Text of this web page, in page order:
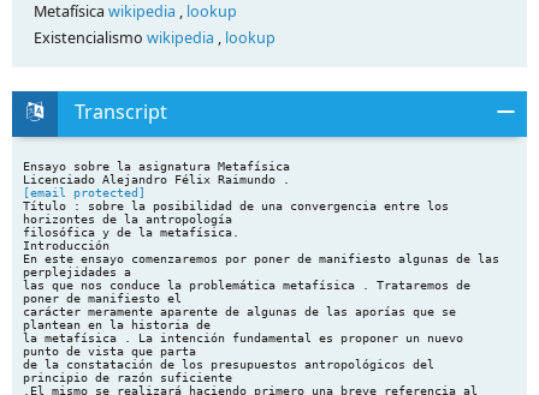
Metafísica wikipedia , lookup
Existencialismo wikipedia , lookup
Transcript
Ensayo sobre la asignatura Metafísica
[email protected]